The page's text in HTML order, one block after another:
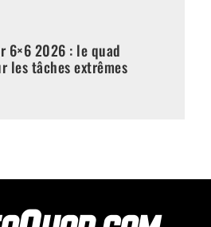
6×6 2026 : le quad
tâches extrêmes